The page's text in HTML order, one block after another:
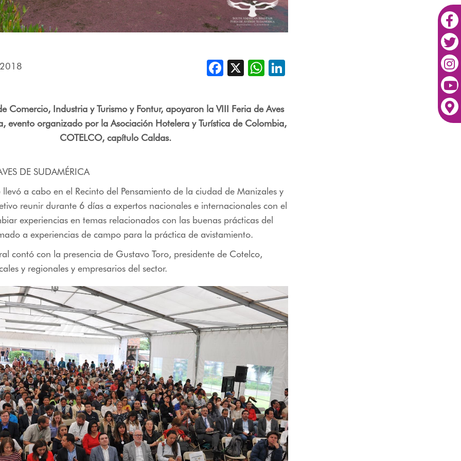
Facebook
X WhatsApp
Comercio, Industria y Turismo y Fontur, apoyaron la VIII Feria de Aves
evento organizado por la Asociación Hotelera y Turística de Colombia,
COTELCO, capítulo Caldas.
DE SUDAMÉRICA
llevó a cabo en el Recinto del Pensamiento de la ciudad de Manizales y
reunir durante 6 días a expertos nacionales e internacionales con el
experiencias en temas relacionados con las buenas prácticas del
a experiencias de campo para la práctica de avistamiento.
contó con la presencia de Gustavo Toro, presidente de Cotelco,
y regionales y empresarios del sector.